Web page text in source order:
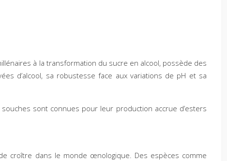
à la transformation du sucre en alcool, possède des
d’alcool, sa robustesse face aux variations de pH et sa
sont connues pour leur production accrue d’esters
croître dans le monde œnologique. Des espèces comme